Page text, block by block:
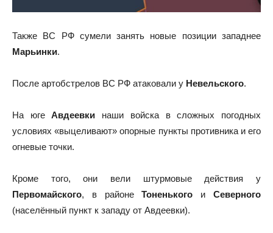
Также ВС РФ сумели занять новые позиции западнее
Марьинки.
После артобстрелов ВС РФ атаковали у Невельского.
На югеАвдеевки наши войска в сложных погодных
условиях «выцеливают» опорные пункты противника и его
огневые точки.
Кроме того, они вели штурмовые действия у
Первомайского, в районеТоненького иСеверного
(населённый пункт к западу от Авдеевки).